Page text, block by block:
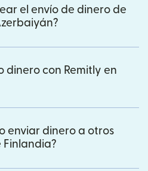
el envío de dinero de
dinero con Remitly en
enviar dinero a otros
Finlandia?